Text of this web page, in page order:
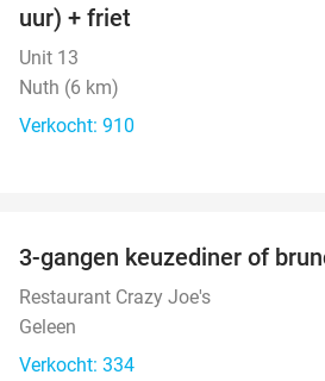
uur) + friet
Unit 13
Nuth (6 km)
Verkocht: 910
3-gangen keuzediner of
Restaurant Crazy Joe's
Geleen
Verkocht: 334